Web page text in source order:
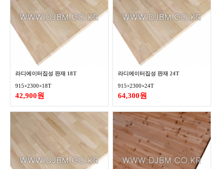
라디에이터집성 판재 18T
915×2300×18T
42,900원
라디에이터집성 판재 24T
915×2300×24T
64,300원